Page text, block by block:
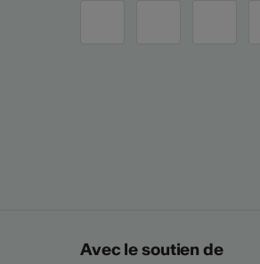
Avec le soutien de